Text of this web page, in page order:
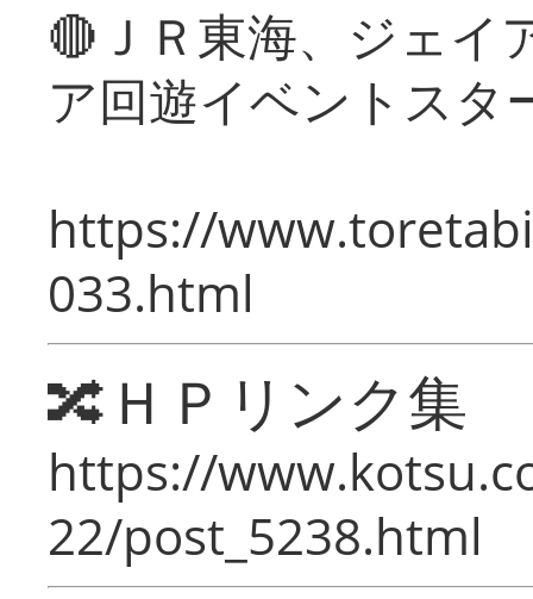
🔴ＪＲ東海、ジェイ
ア回遊イベントスタ
https://
033.html
🔀ＨＰリンク集
https://
22/post_5238.html